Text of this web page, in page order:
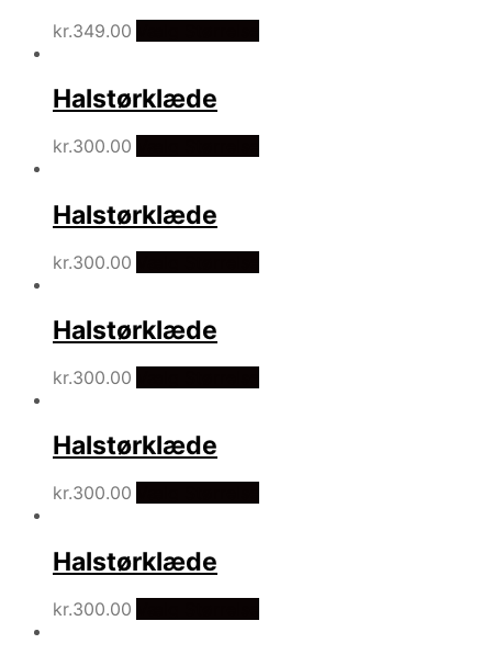
kr.349.00
Halstørklæde
kr.300.00
Halstørklæde
kr.300.00
Halstørklæde
kr.300.00
Halstørklæde
kr.300.00
Halstørklæde
kr.300.00